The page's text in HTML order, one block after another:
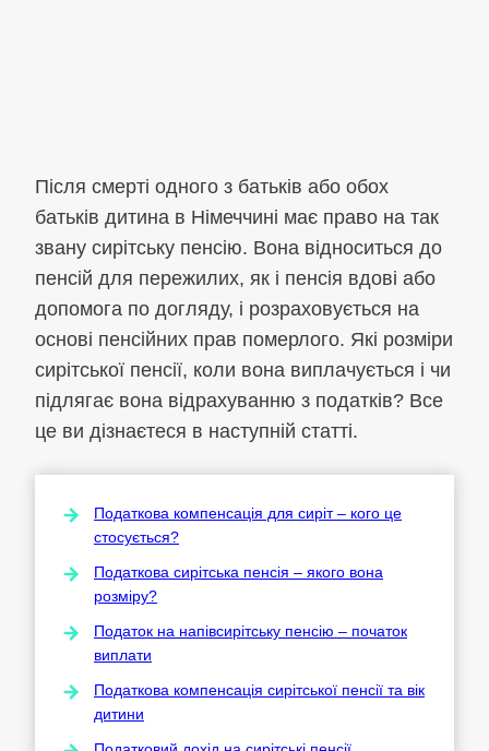
Після смерті одного з батьків або обох
батьків дитина в Німеччині має право на так
звану сирітську пенсію. Вона відноситься до
пенсій для пережилих, як і пенсія вдові або
допомога по догляду, і розраховується на
основі пенсійних прав померлого. Які розміри
сирітської пенсії, коли вона виплачується і чи
підлягає вона відрахуванню з податків? Все
це ви дізнаєтеся в наступній статті.
Податкова компенсація для сиріт – кого це
стосується?
Податкова сирітська пенсія – якого вона
розміру?
Податок на напівсирітську пенсію – початок
виплати
Податкова компенсація сирітської пенсії та вік
дитини